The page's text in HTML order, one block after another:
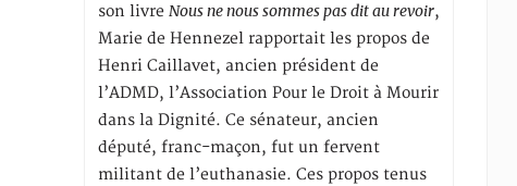
son livreNous ne nous sommes pas dit au revoir,
Marie de Hennezel rapportait les propos de
Henri Caillavet, ancien président de
l’ADMD, l’Association Pour le Droit à Mourir
dans la Dignité. Ce sénateur, ancien
député, franc-maçon, fut un fervent
militant de l’euthanasie. Ces propos tenus